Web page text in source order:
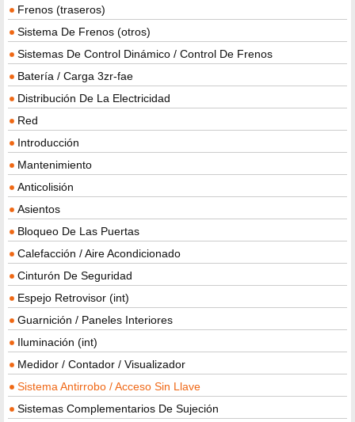
Frenos (traseros)
Sistema De Frenos (otros)
Sistemas De Control Dinámico / Control De Frenos
Batería / Carga 3zr-fae
Distribución De La Electricidad
Red
Introducción
Mantenimiento
Anticolisión
Asientos
Bloqueo De Las Puertas
Calefacción / Aire Acondicionado
Cinturón De Seguridad
Espejo Retrovisor (int)
Guarnición / Paneles Interiores
Iluminación (int)
Medidor / Contador / Visualizador
Sistema Antirrobo / Acceso Sin Llave
Sistemas Complementarios De Sujeción